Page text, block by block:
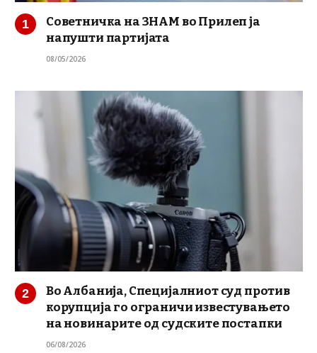
Советничка на ЗНАМ во Прилеп ја
напушти партијата
08/05/2026
Во Албанија, Специјалниот суд против
корупција го ограничи известувањето
на новинарите од судските постапки
06/08/2026